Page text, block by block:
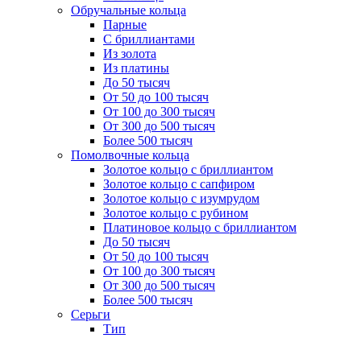
Обручальные кольца
Парные
С бриллиантами
Из золота
Из платины
До 50 тысяч
От 50 до 100 тысяч
От 100 до 300 тысяч
От 300 до 500 тысяч
Более 500 тысяч
Помолвочные кольца
Золотое кольцо с бриллиантом
Золотое кольцо с сапфиром
Золотое кольцо с изумрудом
Золотое кольцо с рубином
Платиновое кольцо с бриллиантом
До 50 тысяч
От 50 до 100 тысяч
От 100 до 300 тысяч
От 300 до 500 тысяч
Более 500 тысяч
Серьги
Тип